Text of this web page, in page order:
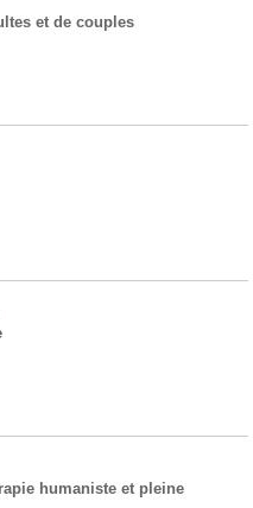
et de couples
humaniste et pleine